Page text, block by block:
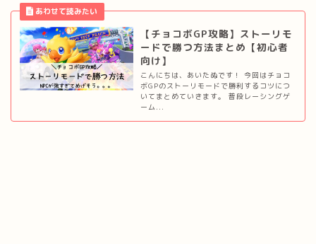
【チョコボGP攻略】ストーリモ
ードで勝つ方法まとめ【初心者
向け】
こんにちは、あいたぬです！ 今回はチョコ
ボGPのストーリモードで勝利するコツにつ
いてまとめていきます。 普段レーシングゲ
ーム...